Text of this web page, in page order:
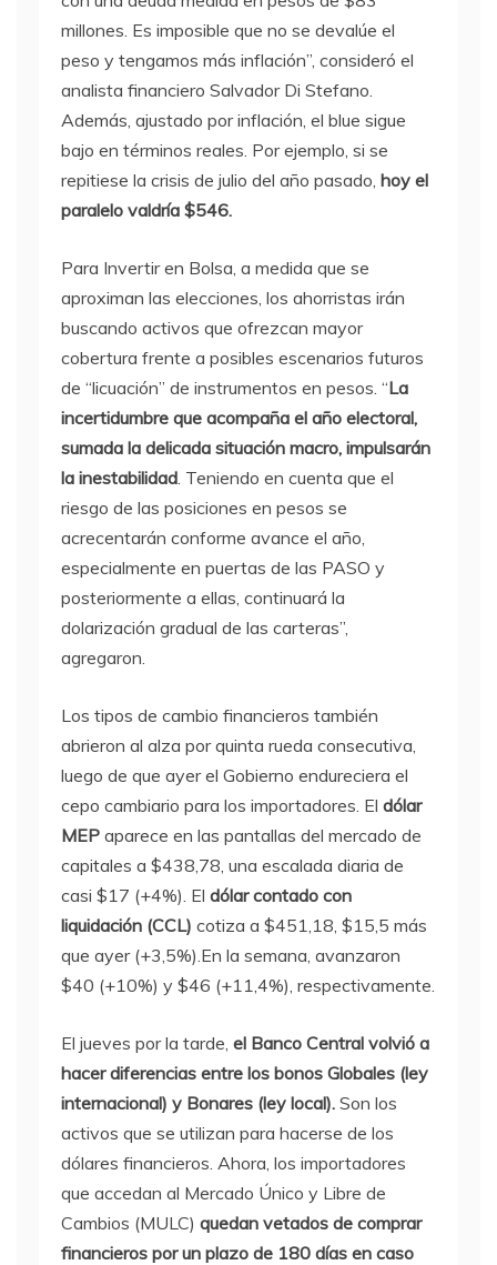
millones. Es imposible que no se devalúe el
peso y tengamos más inflación”, consideró el
analista financiero Salvador Di Stefano.
Además, ajustado por inflación, el blue sigue
bajo en términos reales. Por ejemplo, si se
repitiese la crisis de julio del año pasado, hoy el
paralelo valdría $546.
Para Invertir en Bolsa, a medida que se
aproximan las elecciones, los ahorristas irán
buscando activos que ofrezcan mayor
cobertura frente a posibles escenarios futuros
de “licuación” de instrumentos en pesos. “La
incertidumbre que acompaña el año electoral,
sumada la delicada situación macro, impulsarán
la inestabilidad. Teniendo en cuenta que el
riesgo de las posiciones en pesos se
acrecentarán conforme avance el año,
especialmente en puertas de las PASO y
posteriormente a ellas, continuará la
dolarización gradual de las carteras”,
agregaron.
Los tipos de cambio financieros también
abrieron al alza por quinta rueda consecutiva,
luego de que ayer el Gobierno endureciera el
cepo cambiario para los importadores. El dólar
MEP aparece en las pantallas del mercado de
capitales a $438,78, una escalada diaria de
casi $17 (+4%). El dólar contado con
liquidación (CCL) cotiza a $451,18, $15,5 más
que ayer (+3,5%).En la semana, avanzaron
$40 (+10%) y $46 (+11,4%), respectivamente.
El jueves por la tarde, el Banco Central volvió a
hacer diferencias entre los bonos Globales (ley
internacional) y Bonares (ley local). Son los
activos que se utilizan para hacerse de los
dólares financieros. Ahora, los importadores
que accedan al Mercado Único y Libre de
Cambios (MULC) quedan vetados de comprar
financieros por un plazo de 180 días en caso